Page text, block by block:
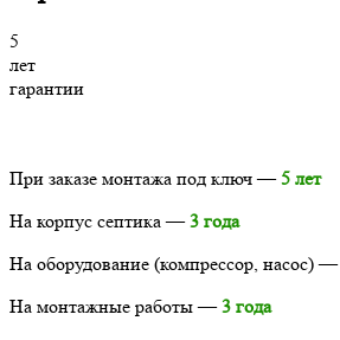
5
лет
гарантии
При заказе монтажа под ключ —5 лет
На корпус септика —3 года
На оборудование (компрессор, насос) —
На монтажные работы —3 года